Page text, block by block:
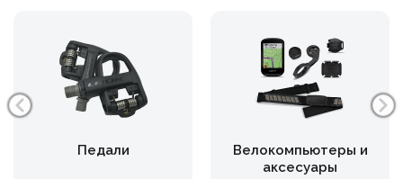
Педали
Велокомпьютеры и
аксесуары